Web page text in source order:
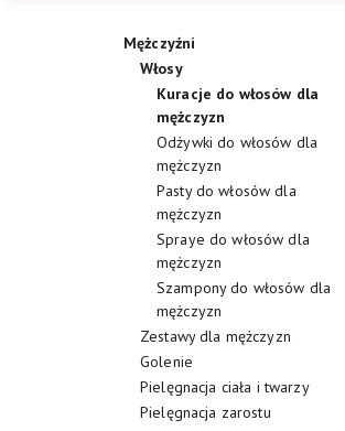
Mężczyźni
Włosy
Kuracje do włosów dla
mężczyzn
Odżywki do włosów dla
mężczyzn
Pasty do włosów dla
mężczyzn
Spraye do włosów dla
mężczyzn
Szampony do włosów dla
mężczyzn
Zestawy dla mężczyzn
Golenie
Pielęgnacja ciała i twarzy
Pielęgnacja zarostu